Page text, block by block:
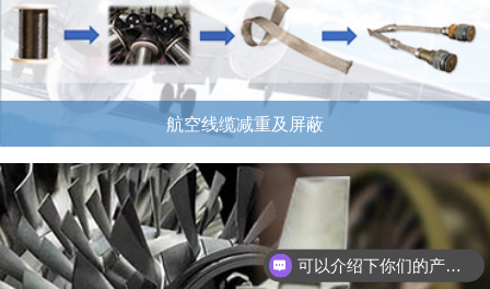
航空线缆减重及屏蔽
可以介绍下你们的产品么？
如何购买产品？